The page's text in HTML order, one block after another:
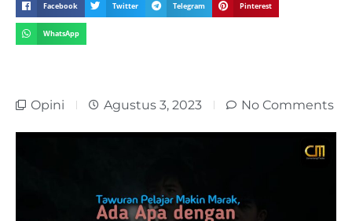
Facebook Twitter Telegram Pinterest
WhatsApp
Opini Agustus 3, 2023 No Comments